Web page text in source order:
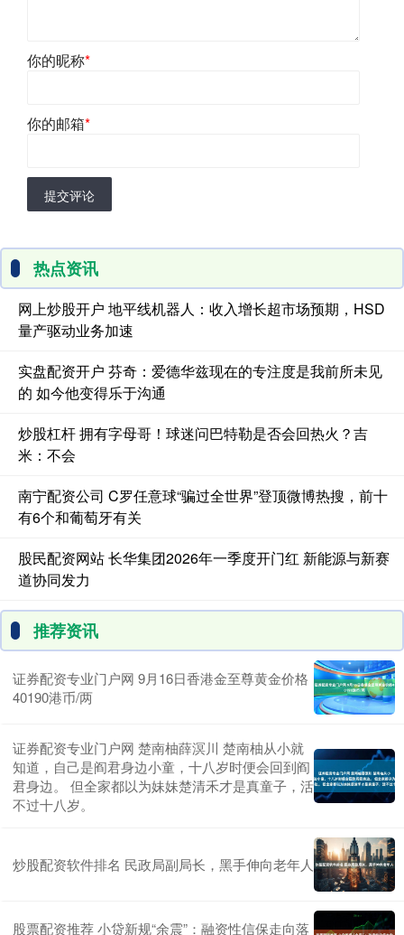
你的昵称*
你的邮箱*
提交评论
热点资讯
网上炒股开户 地平线机器人：收入增长超市场预期，HSD
量产驱动业务加速
实盘配资开户 芬奇：爱德华兹现在的专注度是我前所未见
的 如今他变得乐于沟通
炒股杠杆 拥有字母哥！球迷问巴特勒是否会回热火？吉
米：不会
南宁配资公司 C罗任意球“骗过全世界”登顶微博热搜，前十
有6个和葡萄牙有关
股民配资网站 长华集团2026年一季度开门红 新能源与新赛
道协同发力
推荐资讯
证券配资专业门户网 9月16日香港金至尊黄金价格
40190港币/两
证券配资专业门户网 楚南柚薛溟川 楚南柚从小就
知道，自己是阎君身边小童，十八岁时便会回到阎
君身边。 但全家都以为妹妹楚清禾才是真童子，活
不过十八岁。
炒股配资软件排名 民政局副局长，黑手伸向老年人
股票配资推荐 小贷新规“余震”：融资性信保走向落